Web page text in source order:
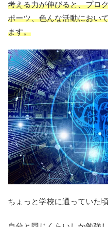
考える力が伸びると、プロ
ポーツ、色んな活動におい
ます。
ちょっと学校に通っていた